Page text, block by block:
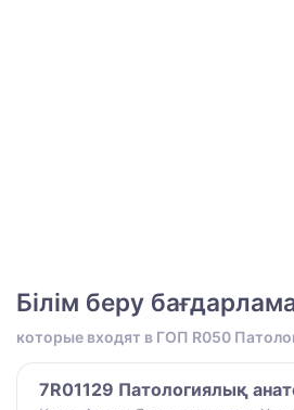
Білім беру
которые входят в ГОП R050
7R01129 Патологиялық